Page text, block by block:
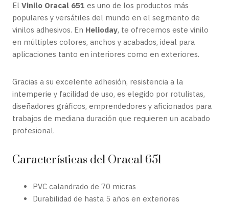
El Vinilo Oracal 651 es uno de los productos más
populares y versátiles del mundo en el segmento de
vinilos adhesivos. En Helioday, te ofrecemos este vinilo
en múltiples colores, anchos y acabados, ideal para
aplicaciones tanto en interiores como en exteriores.
Gracias a su excelente adhesión, resistencia a la
intemperie y facilidad de uso, es elegido por rotulistas,
diseñadores gráficos, emprendedores y aficionados para
trabajos de mediana duración que requieren un acabado
profesional.
Características del Oracal 651
PVC calandrado de 70 micras
Durabilidad de hasta 5 años en exteriores